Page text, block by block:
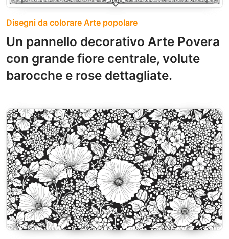
Disegni da colorare Arte popolare
Un pannello decorativo Arte Povera
con grande fiore centrale, volute
barocche e rose dettagliate.